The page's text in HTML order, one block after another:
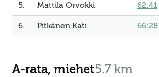
5. Mattila Orvokki 62:41
6. Pitkänen Kati 66:28
A-rata, miehet5.7 km